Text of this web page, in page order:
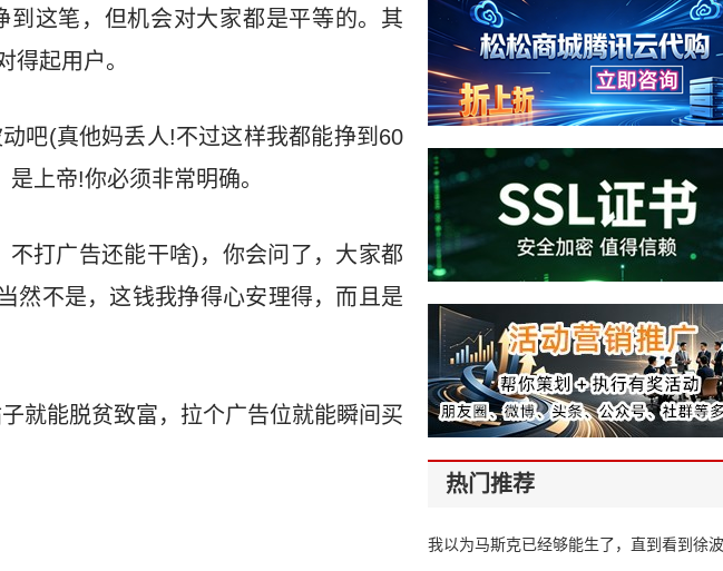
这笔，但机会对大家都是平等的。其
得起用户。
吧(真他妈丢人!不过这样我都能挣到60
上帝!你必须非常明确。
不打广告还能干啥)，你会问了，大家都
然不是，这钱我挣得心安理得，而且是
就能脱贫致富，拉个广告位就能瞬间买
热门推荐
我以为马斯克已经够能生了，直到看到